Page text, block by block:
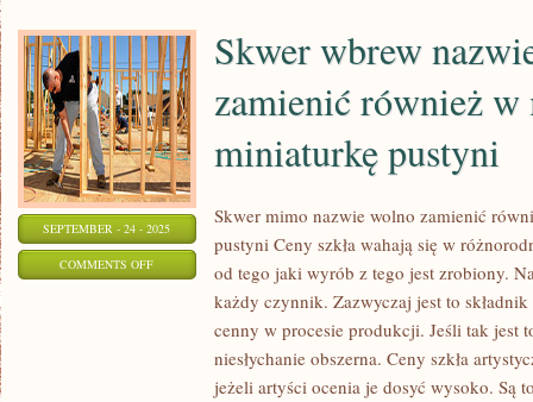
SEPTEMBER - 24 - 2025
COMMENTS OFFON
Skwer wbrew
zamienić również w
miniaturkę pustyni
Skwer mimo nazwie wolno zamienić
pustyni Ceny szkła wahają się w
od tego jaki wyrób z tego jest zrobiony.
każdy czynnik. Zazwyczaj jest to
cenny w procesie produkcji. Jeśli tak jest
niesłychanie obszerna. Ceny szkła
jeżeli artyści ocenia je dosyć wysoko. Są